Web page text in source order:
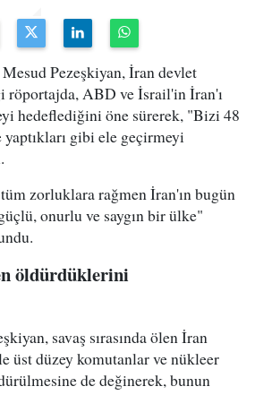
Pezeşkiyan, İran devlet
röportajda, ABD ve İsrail'in İran'ı
hedeflediğini öne sürerek, "Bizi 48
gibi ele geçirmeyi
zorluklara rağmen İran'ın bugün
onurlu ve saygın bir ülke"
öldürdüklerini
savaş sırasında ölen İran
üst düzey komutanlar ve nükleer
de değinerek, bunun